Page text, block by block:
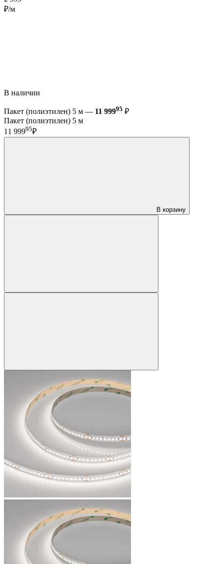
₽/м
В наличии
Пакет (полиэтилен) 5 м — 11 99995 ₽
Пакет (полиэтилен) 5 м
11 99995₽
В корзину